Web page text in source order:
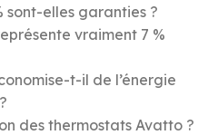
sont-elles garanties ?
vraiment 7 %
t-il de l’énergie
des thermostats Avatto ?